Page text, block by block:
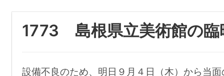
1773 島根県立美術館の臨
設備不良のため、明日９月４日（木）から当